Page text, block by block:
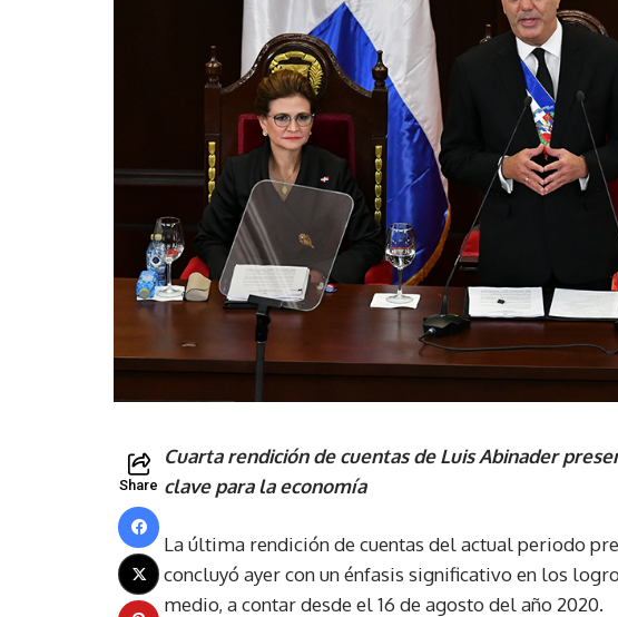
Share
Cuarta rendición de cuentas de Luis Abinader
clave para la economía
La última rendición de cuentas del actual periodo
concluyó ayer con un énfasis significativo en los
medio, a contar desde el 16 de agosto del año 2020.